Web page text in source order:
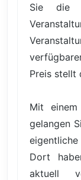
Sie die
Preis stellt
Mit
gelangen
Dort
aktuell